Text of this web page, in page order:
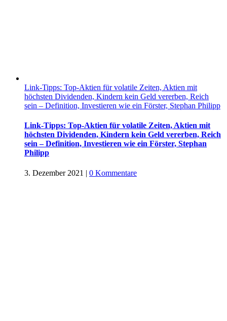
Link-Tipps: Top-Aktien für volatile Zeiten, Aktien mit
höchsten Dividenden, Kindern kein Geld vererben, Reich
sein – Definition, Investieren wie ein Förster, Stephan Philipp
Link-Tipps: Top-Aktien für volatile Zeiten, Aktien mit
höchsten Dividenden, Kindern kein Geld vererben, Reich
sein – Definition, Investieren wie ein Förster, Stephan
Philipp
3. Dezember 2021 | 0 Kommentare